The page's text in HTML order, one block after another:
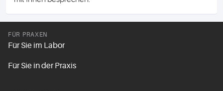
FÜR PRAXEN
Für Sie im Labor
Für Sie in der Praxis